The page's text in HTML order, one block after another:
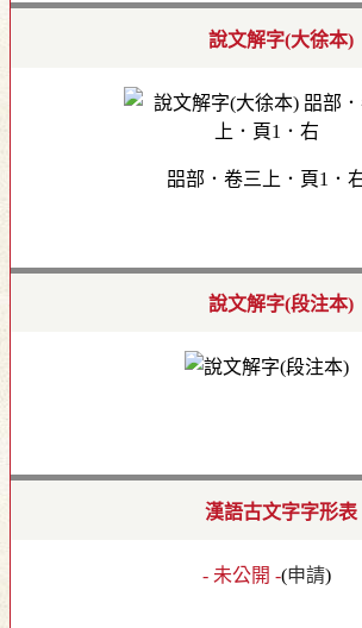
說文解字(大徐本)
㗊部．卷三上．頁1．
說文解字(段注本)
漢語古文字字形表
- 未公開 -(申請)